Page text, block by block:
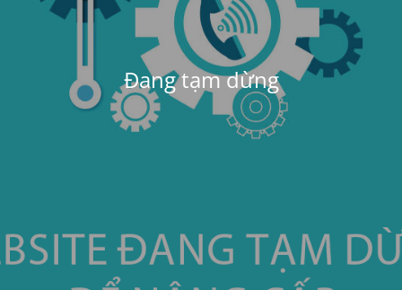
Đang tạm dừng